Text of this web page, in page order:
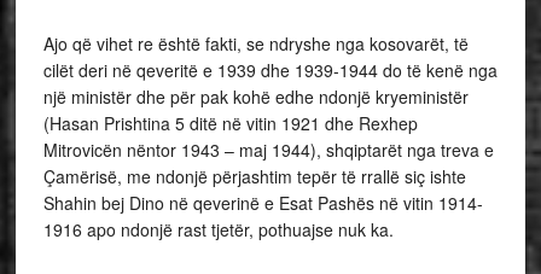
Ajo që vihet re është fakti, se ndryshe nga kosovarët, të
cilët deri në qeveritë e 1939 dhe 1939-1944 do të kenë nga
një ministër dhe për pak kohë edhe ndonjë kryeministër
(Hasan Prishtina 5 ditë në vitin 1921 dhe Rexhep
Mitrovicën nëntor 1943 – maj 1944), shqiptarët nga treva e
Çamërisë, me ndonjë përjashtim tepër të rrallë siç ishte
Shahin bej Dino në qeverinë e Esat Pashës në vitin 1914-
1916 apo ndonjë rast tjetër, pothuajse nuk ka.